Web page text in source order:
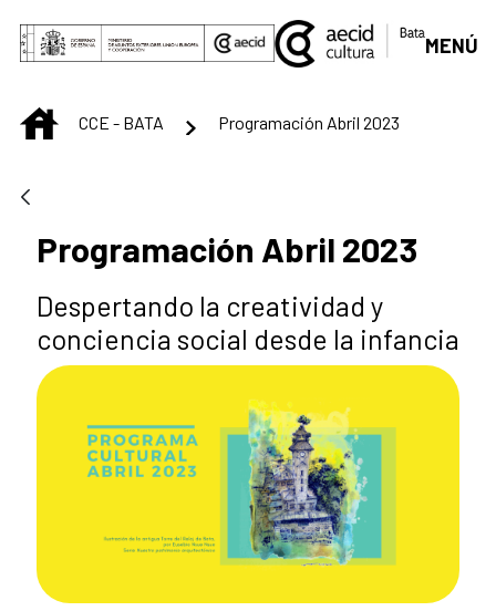
Skip to Main Content
MENÚ
INICIOCCE - BATA Programación Abril 2023
Programación Abril 2023
Despertando la creatividad y
conciencia social desde la infancia